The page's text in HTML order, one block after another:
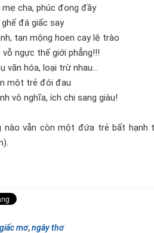
mẹ cha, phúc đong đầy
ghế đá giấc say
tan mộng hoen cay lệ trào
vỗ ngực thế giới phẳng!!!
văn hóa, loại trừ nhau…
một trẻ đói đau
vô nghĩa, ích chi sang giàu!
nào vẫn còn một đứa trẻ bất
giấc mơ,ngây thơ